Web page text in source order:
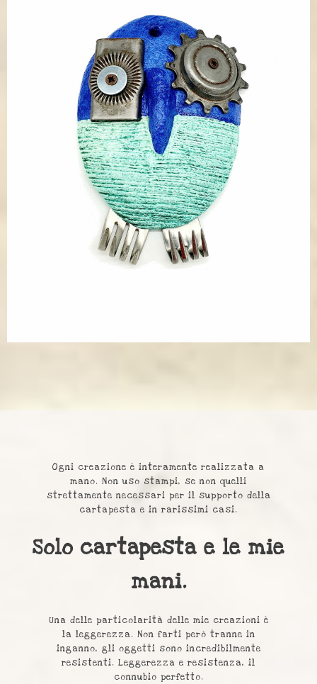
Ogni creazione è interamente realizzata a
mano. Non uso stampi, se non quelli
strettamente necessari per il supporto della
cartapesta e in rarissimi casi.
Solo cartapesta e le mie
mani.
Una delle particolarità delle mie creazioni è
la leggerezza. Non farti però tranne in
inganno, gli oggetti sono incredibilmente
resistenti. Leggerezza e resistenza, il
connubio perfetto.